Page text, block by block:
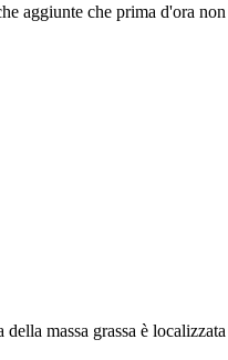
aggiunte che prima d'ora
massa grassa è